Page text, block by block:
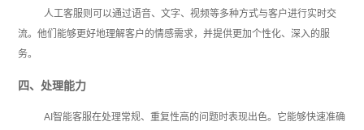
人工客服则可以通过语音、文字、视频等多种方式与客户进行实时交
流。他们能够更好地理解客户的情感需求，并提供更加个性化、深入的服
务。
四、处理能力
AI智能客服在处理常规、重复性高的问题时表现出色。它能够快速准确